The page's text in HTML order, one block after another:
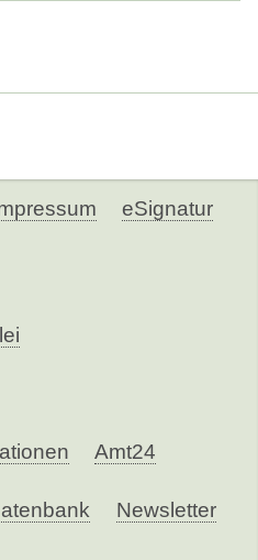
eSignatur
Amt24
Newsletter